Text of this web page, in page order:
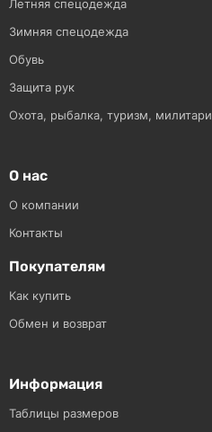
Летняя спецодежда
Зимняя спецодежда
Обувь
Защита рук
Охота, рыбалка, туризм, милитари
О нас
О компании
Контакты
Покупателям
Как купить
Обмен и возврат
Информация
Таблицы размеров